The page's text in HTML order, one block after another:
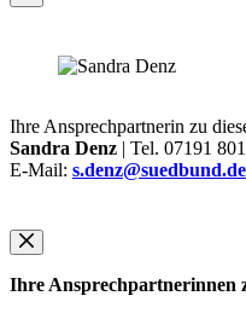
Ihre Ansprechpartnerin zu
Sandra Denz | Tel. 07191
E-Mail: s.denz@suedbund.de
Ihre Ansprechpartnerinnen